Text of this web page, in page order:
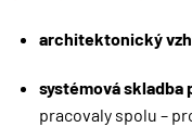
architektonický
systémová skladba
pracovaly spolu –